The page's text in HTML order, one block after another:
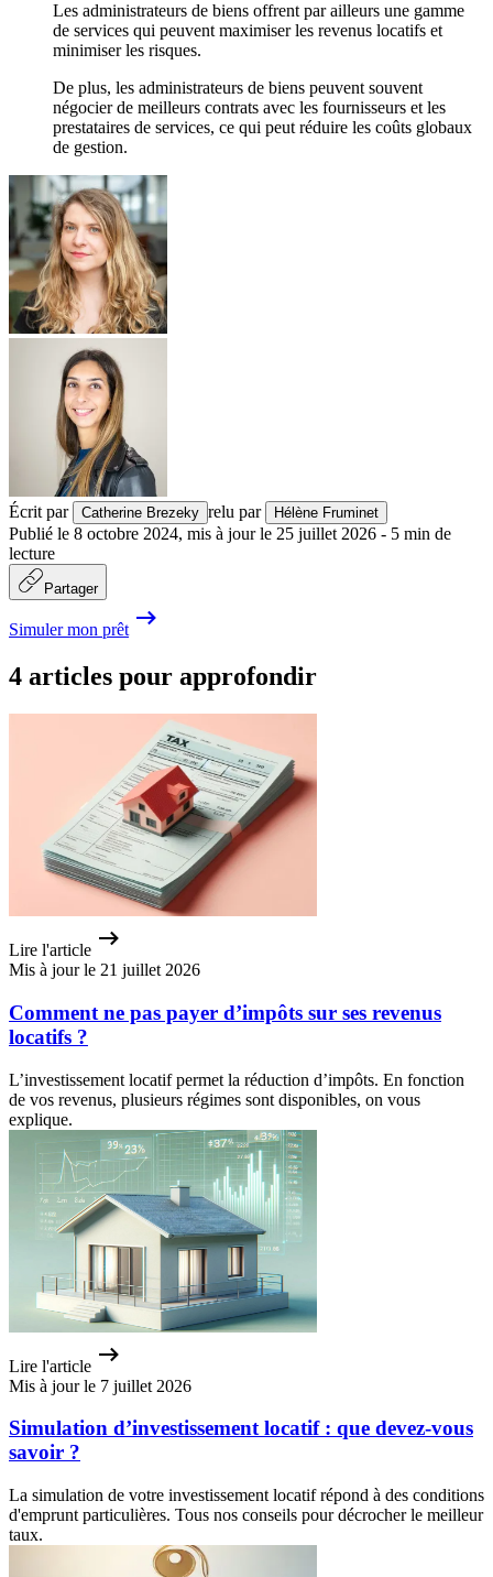
Les administrateurs de biens offrent par ailleurs une gamme
de services qui peuvent maximiser les revenus locatifs et
minimiser les risques.
De plus, les administrateurs de biens peuvent souvent
négocier de meilleurs contrats avec les fournisseurs et les
prestataires de services, ce qui peut réduire les coûts globaux
de gestion.
Écrit par Catherine Brezeky relu par Hélène Fruminet
Publié le 8 octobre 2024, mis à jour le 25 juillet 2026 - 5 min de
lecture
Partager
Simuler mon prêt
4 articles pour approfondir
Lire l'article
Mis à jour le 21 juillet 2026
Comment ne pas payer d’impôts sur ses revenus
locatifs ?
L’investissement locatif permet la réduction d’impôts. En fonction
de vos revenus, plusieurs régimes sont disponibles, on vous
explique.
Lire l'article
Mis à jour le 7 juillet 2026
Simulation d’investissement locatif : que devez-vous
savoir ?
La simulation de votre investissement locatif répond à des conditions
d'emprunt particulières. Tous nos conseils pour décrocher le meilleur
taux.